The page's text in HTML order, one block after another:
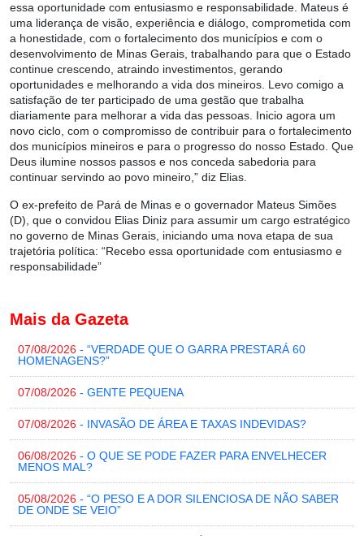
essa oportunidade com entusiasmo e responsabilidade. Mateus é
uma liderança de visão, experiência e diálogo, comprometida com
a honestidade, com o fortalecimento dos municípios e com o
desenvolvimento de Minas Gerais, trabalhando para que o Estado
continue crescendo, atraindo investimentos, gerando
oportunidades e melhorando a vida dos mineiros. Levo comigo a
satisfação de ter participado de uma gestão que trabalha
diariamente para melhorar a vida das pessoas. Inicio agora um
novo ciclo, com o compromisso de contribuir para o fortalecimento
dos municípios mineiros e para o progresso do nosso Estado. Que
Deus ilumine nossos passos e nos conceda sabedoria para
continuar servindo ao povo mineiro,” diz Elias.
O ex-prefeito de Pará de Minas e o governador Mateus Simões
(D), que o convidou Elias Diniz para assumir um cargo estratégico
no governo de Minas Gerais, iniciando uma nova etapa de sua
trajetória política: “Recebo essa oportunidade com entusiasmo e
responsabilidade”
Mais da Gazeta
07/08/2026 - “VERDADE QUE O GARRA PRESTARÁ 60
HOMENAGENS?”
07/08/2026 - GENTE PEQUENA
07/08/2026 - INVASÃO DE ÁREA E TAXAS INDEVIDAS?
06/08/2026 - O QUE SE PODE FAZER PARA ENVELHECER
MENOS MAL?
05/08/2026 - “O PESO E A DOR SILENCIOSA DE NÃO SABER
DE ONDE SE VEIO”